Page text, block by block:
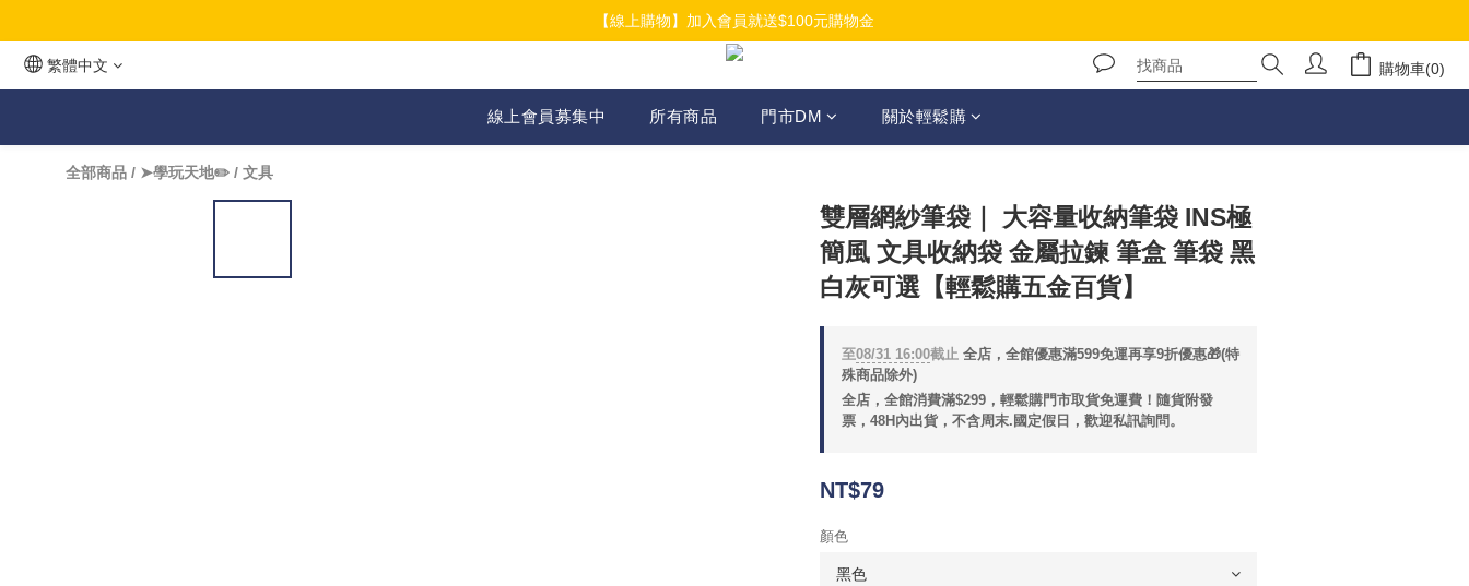
【線上購物】加入會員就送$100元購物金
【線上購物】加入會員就送$100元購物金
【線上購物】介紹好友加入會員再拿$50折扣金
繁體中文 購物車(0)
線上會員募集中 所有商品 門市DM 關於輕鬆購
全部商品 / ➤學玩天地✏️ / 文具
雙層網紗筆袋｜ 大容量收納筆袋 INS極
簡風 文具收納袋 金屬拉鍊 筆盒 筆袋 黑
白灰可選【輕鬆購五金百貨】
至08/31 16:00截止全店，全館優惠滿599免運再享9折優惠🎁(特
殊商品除外)
全店，全館消費滿$299，輕鬆購門市取貨免運費！隨貨附發
票，48H內出貨，不含周末.國定假日，歡迎私訊詢問。
NT$79
顏色